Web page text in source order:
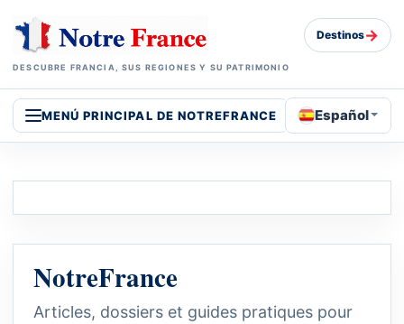
DESCUBRE FRANCIA, SUS REGIONES Y SU PATRIMONIO
Destinos→
MENÚ PRINCIPAL DE NOTREFRANCE Español
NotreFrance
Articles, dossiers et guides pratiques pour